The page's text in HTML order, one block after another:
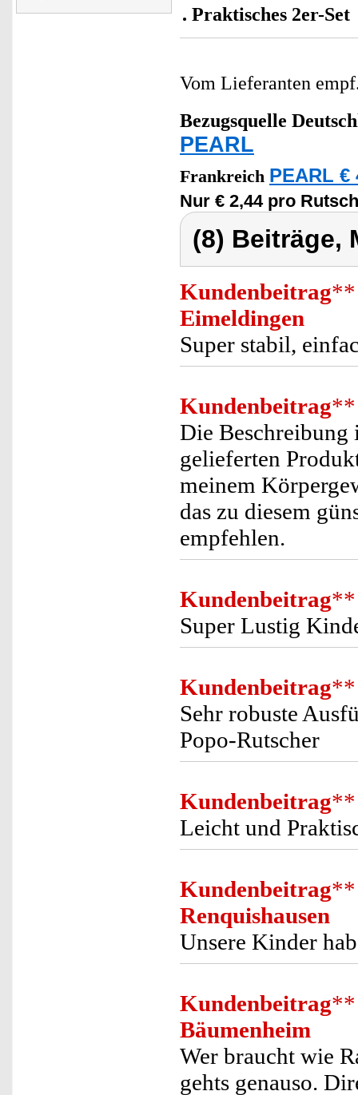
Praktisches 2er-Set
Vom Lieferanten
Bezugsquelle
PEARL
Frankreich PEARL €
Nur € 2,44 pro
(8) Beiträge,
Kundenbeitrag**
Eimeldingen
Super stabil,
Kundenbeitrag**
Die Beschreibung
gelieferten
meinem
das zu diesem
empfehlen.
Kundenbeitrag**
Super Lustig
Kundenbeitrag**
Sehr robuste
Popo-Rutscher
Kundenbeitrag**
Leicht und
Kundenbeitrag**
Renquishausen
Unsere Kinder
Kundenbeitrag**
Bäumenheim
Wer braucht wie
gehts genauso.